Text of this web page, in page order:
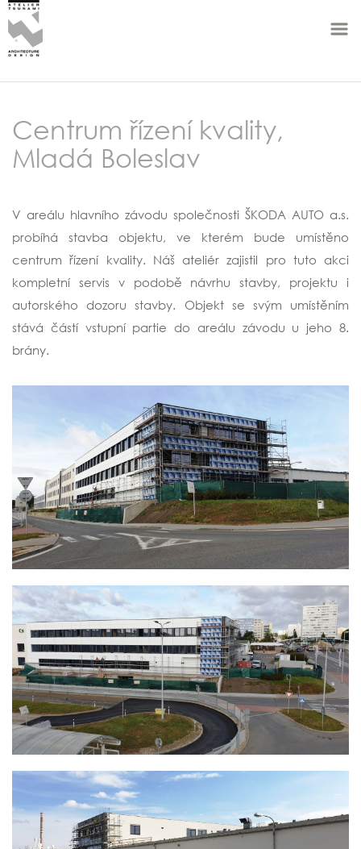
Centrum řízení kvality,
Mladá Boleslav
V areálu hlavního závodu společnosti ŠKODA AUTO a.s.
probíhá stavba objektu, ve kterém bude umístěno
centrum řízení kvality. Náš ateliér zajistil pro tuto akci
kompletní servis v podobě návrhu stavby, projektu i
autorského dozoru stavby. Objekt se svým umístěním
stává částí vstupní partie do areálu závodu u jeho 8.
brány.